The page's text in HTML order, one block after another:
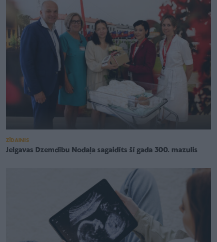
ZĪDAINIS
Jelgavas Dzemdību Nodaļa sagaidīts šī gada 300. mazulis